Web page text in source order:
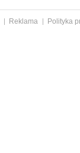
Reklama
Polityka